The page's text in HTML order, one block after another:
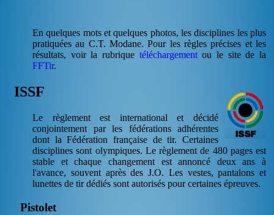
En quelques mots et quelques photos, les disciplines les plus
pratiquées au C.T. Modane. Pour les règles précises et les
résultats, voir la rubrique téléchargementou le site de la
FFTir.
ISSF
Le règlement est international et décidé
conjointement par les fédérations adhérentes
dont la Fédération française de tir. Certaines
disciplines sont olympiques. Le règlement de 480 pages est
stable et chaque changement est annoncé deux ans à
l'avance, souvent après des J.O. Les vestes, pantalons et
lunettes de tir dédiés sont autorisés pour certaines épreuves.
Pistolet